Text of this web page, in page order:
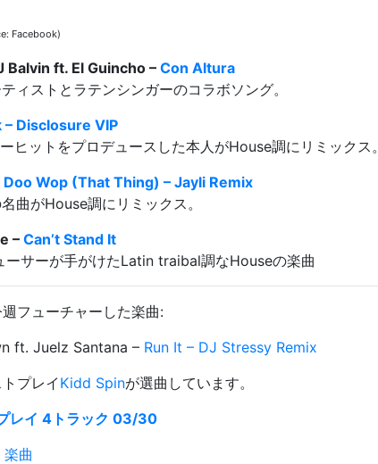
Facebook)
Balvin ft. El Guincho – Con Altura
ィストとラテンシンガーのコラボソング。
– Disclosure VIP
ヒットをプロデュースした本人がHouse調にリミックス。
Doo Wop (That Thing) – Jayli Remix
曲がHouse調にリミックス。
–Can’t Stand It
ーサーが手がけたLatin traibal調なHouseの楽曲
フューチャーした楽曲:
ft. Juelz Santana – Run It – DJ Stressy Remix
プレイ Kidd Spinが選曲しています。
レイ 4トラック 03/30
楽曲